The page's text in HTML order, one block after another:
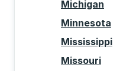
Michigan
Minnesota
Mississippi
Missouri